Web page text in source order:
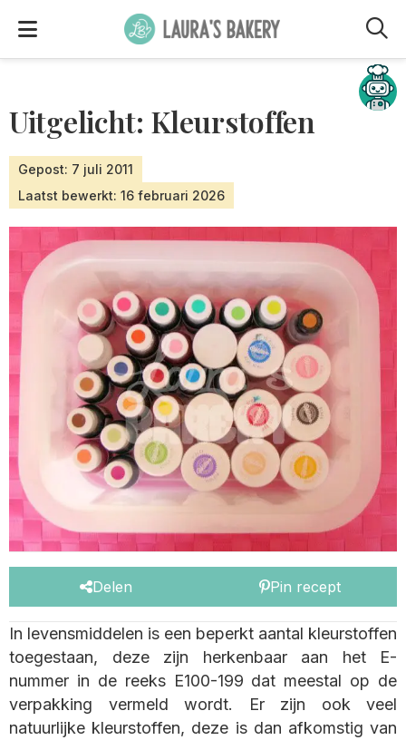
Uitgelicht: Kleurstoffen
Gepost: 7 juli 2011
Laatst bewerkt: 16 februari 2026
Delen Pin recept
In levensmiddelen is een beperkt aantal kleurstoffen
toegestaan, deze zijn herkenbaar aan het E-
nummer in de reeks E100-199 dat meestal op de
verpakking vermeld wordt. Er zijn ook veel
natuurlijke kleurstoffen, deze is dan afkomstig van